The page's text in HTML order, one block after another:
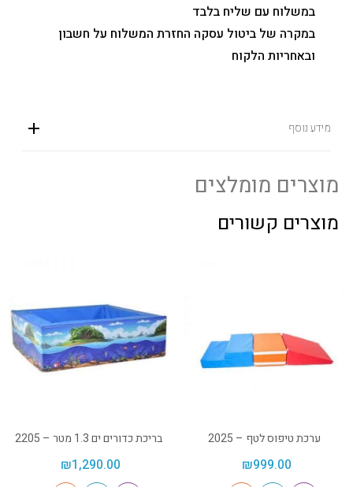
במשלוח עם שליח בלבד
במקרה של ביטול עסקה החזרת המשלוח על חשבון
ובאחריות הלקוח
מידע נוסף
מוצרים מומלצים
מוצרים קשורים
ערכת טיפוס לטף – 2025
₪999.00
בריכת כדורים ים 1.3 מטר – 2205
₪1,290.00